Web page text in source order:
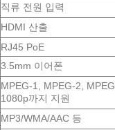
직류 전원 입력
HDMI 산출
RJ45 PoE
3.5mm 이어폰
MPEG-1, MPEG-2,
1080p까지 지원
MP3/WMA/AAC 등